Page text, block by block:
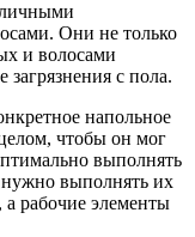
Они не только
и волосами
с пола.
напольное
чтобы он мог
выполнять
нужно выполнять их
а рабочие элементы